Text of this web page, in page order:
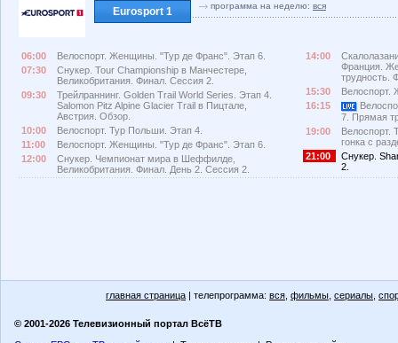
Eurosport 1 программа на неделю: вся
06:00
Велоспорт. Женщины. "Тур де Франс". Этап 6.
07:30
Снукер. Tour Championship в Манчестере,
Великобритания. Финал. Сессия 2.
09:30
Трейлраннинг. Golden Trail World Series. Этап 4.
Salomon Pitz Alpine Glacier Trail в Пицтале,
Австрия. Обзор.
10:00
Велоспорт. Тур Польши. Этап 4.
11:00
Велоспорт. Женщины. "Тур де Франс". Этап 6.
12:00
Снукер. Чемпионат мира в Шеффилде,
Великобритания. Финал. День 2. Сессия 2.
14:00
Франция.
трудность.
15:30
Велоспорт.
16:15
7. Прямая
19:00
Велоспорт.
гонка с
21:00
Снукер.
2.
главная страница | телепрограмма: вся фильмы сериалы
© 2001-2026 Телевизионный портал ВсёТВ